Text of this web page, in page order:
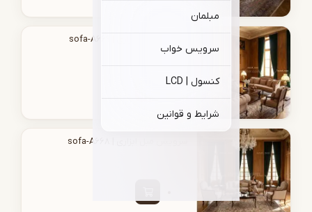
مبلمان
سرویس خواب
کنسول | LCD
شرایط و قوانین